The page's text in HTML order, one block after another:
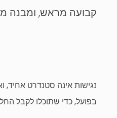
קבועה מראש, ומבנה
נגישות אינה סטנדרט אחיד,
בפועל, כדי שתוכלו לקבל